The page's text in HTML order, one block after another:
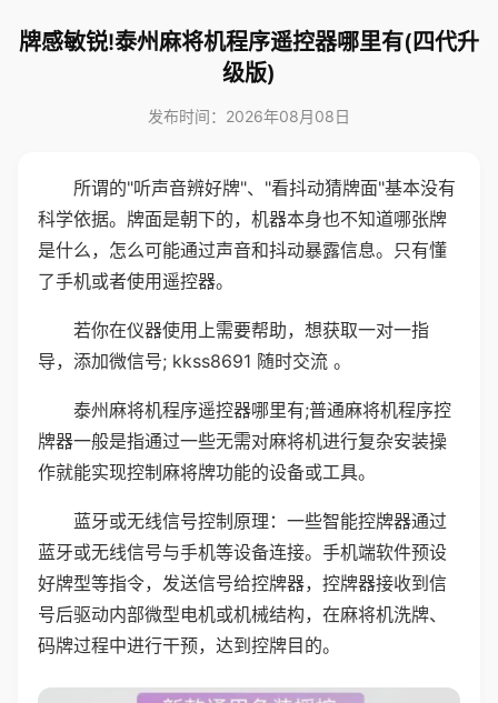
牌感敏锐!泰州麻将机程序遥控器哪里有(四代升
级版)
发布时间：2026年08月08日
所谓的"听声音辨好牌"、"看抖动猜牌面"基本没有
科学依据。牌面是朝下的，机器本身也不知道哪张牌
是什么，怎么可能通过声音和抖动暴露信息。只有懂
了手机或者使用遥控器。
若你在仪器使用上需要帮助，想获取一对一指
导，添加微信号; kkss8691 随时交流 。
泰州麻将机程序遥控器哪里有;普通麻将机程序控
牌器一般是指通过一些无需对麻将机进行复杂安装操
作就能实现控制麻将牌功能的设备或工具。
蓝牙或无线信号控制原理：一些智能控牌器通过
蓝牙或无线信号与手机等设备连接。手机端软件预设
好牌型等指令，发送信号给控牌器，控牌器接收到信
号后驱动内部微型电机或机械结构，在麻将机洗牌、
码牌过程中进行干预，达到控牌目的。